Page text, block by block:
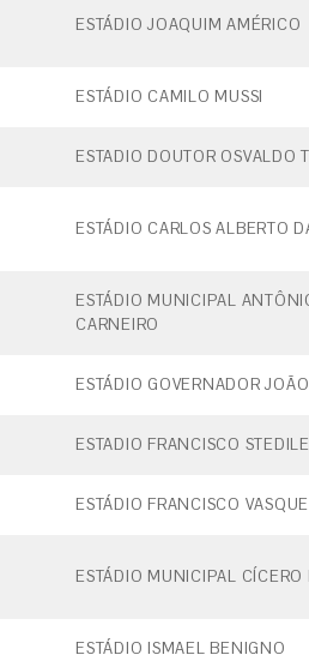
ESTÁDIO JOAQUIM AMÉRICO
ESTÁDIO CAMILO MUSSI
ESTADIO DOUTOR OSVALDO
ESTÁDIO CARLOS ALBERTO
ESTÁDIO MUNICIPAL
CARNEIRO
ESTÁDIO GOVERNADOR
ESTADIO FRANCISCO STEDILE
ESTÁDIO FRANCISCO
ESTÁDIO MUNICIPAL
ESTÁDIO ISMAEL BENIGNO